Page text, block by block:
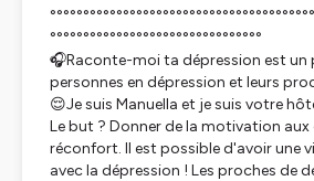
°°°°°°°°°°°°°°°°°°°°°°°°°°°°°°°°
🎧Raconte-moi ta dépression est un
personnes en dépression et leurs
😌Je suis Manuella et je suis votre
Le but ? Donner de la motivation aux
réconfort. Il est possible d'avoir une
avec la dépression ! Les proches de